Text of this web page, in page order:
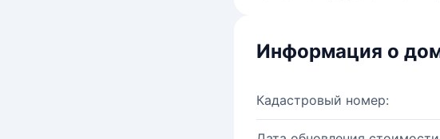
Информация о
Кадастровый номер: